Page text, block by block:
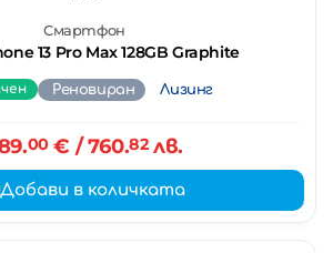
Смартфон
13 Pro Max 128GB Graphite
Реновиран Лизинг
00€ / 760.82лв.
Добави в количката